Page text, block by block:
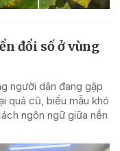
đổi số ở vùng
người dân đang gặp
quá cũ, biểu mẫu khó
ngôn ngữ giữa nền